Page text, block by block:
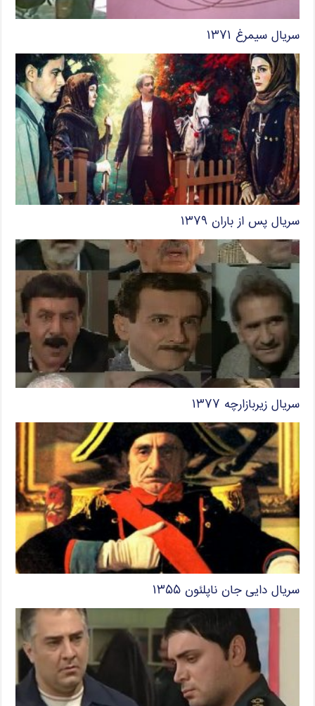
سریال سیمرغ ۱۳۷۱
سریال پس از باران ۱۳۷۹
سریال زیربازارچه ۱۳۷۷
سریال دایی جان ناپلئون ۱۳۵۵